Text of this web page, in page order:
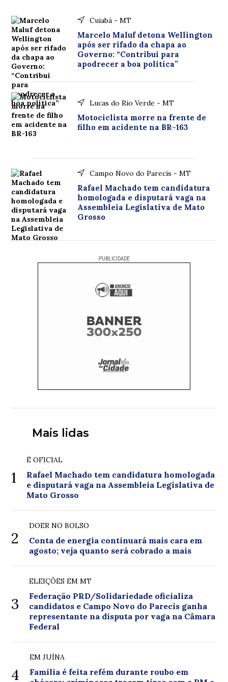
Cuiabá - MT
Marcelo Maluf detona Wellington
após ser rifado da chapa ao
Governo: “Contribui para
apodrecer a boa política”
Lucas do Rio Verde - MT
Motociclista morre na frente de
filho em acidente na BR-163
Campo Novo do Parecis - MT
Rafael Machado tem candidatura
homologada e disputará vaga na
Assembleia Legislativa de Mato
Grosso
PUBLICIDADE
Mais lidas
1
É OFICIAL
Rafael Machado tem candidatura homologada
e disputará vaga na Assembleia Legislativa de
Mato Grosso
2
DOER NO BOLSO
Conta de energia continuará mais cara em
agosto; veja quanto será cobrado a mais
3
ELEIÇÕES EM MT
Federação PRD/Solidariedade oficializa
candidatos e Campo Novo do Parecis ganha
representante na disputa por vaga na Câmara
Federal
4
EM JUÍNA
Família é feita refém durante roubo em